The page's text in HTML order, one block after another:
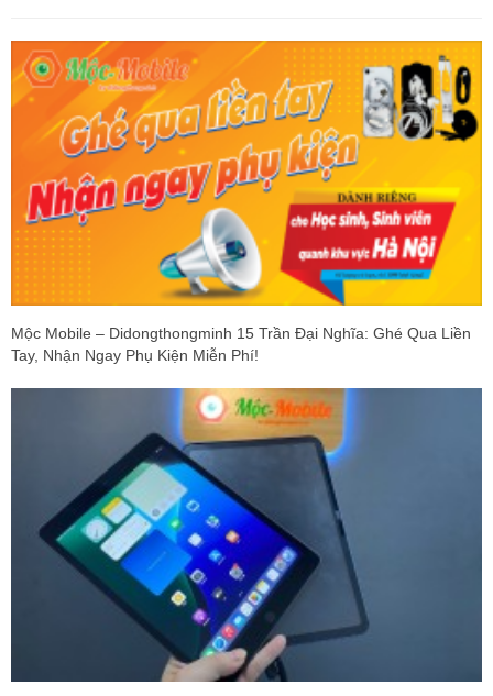
Mộc Mobile – Didongthongminh 15 Trần Đại Nghĩa: Ghé Qua Liền
Tay, Nhận Ngay Phụ Kiện Miễn Phí!